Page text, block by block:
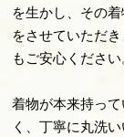
を生かし、その
をさせていただ
もご安心ください
着物が本来持っ
く、丁寧に丸洗